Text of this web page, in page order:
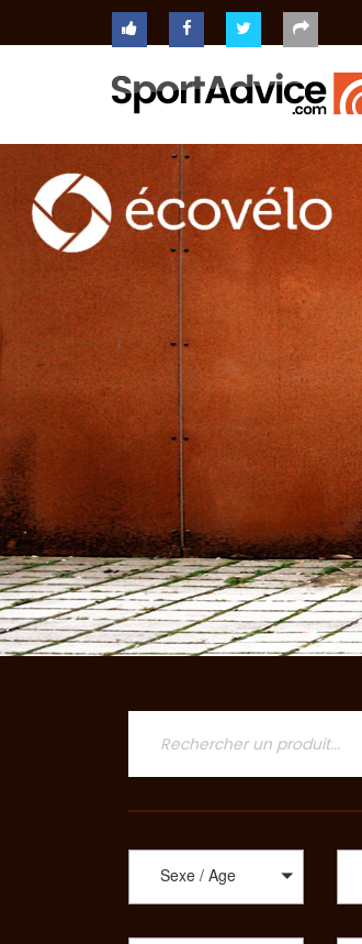
ACCUEIL
CONSEILS
QUESTIONS
RÉPONSES
CONTACT
Sexe / Age